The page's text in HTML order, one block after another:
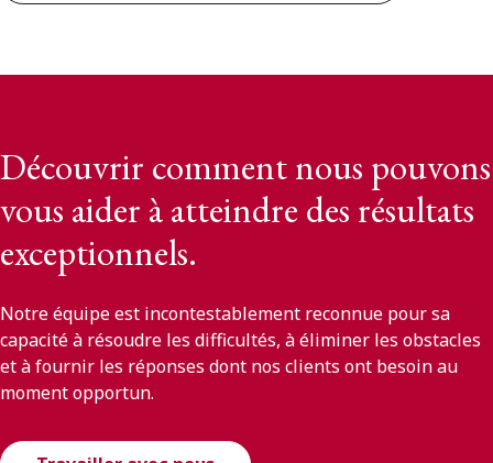
Découvrir comment nous pouvons
vous aider à atteindre des résultats
exceptionnels.
Notre équipe est incontestablement reconnue pour sa
capacité à résoudre les difficultés, à éliminer les obstacles
et à fournir les réponses dont nos clients ont besoin au
moment opportun.